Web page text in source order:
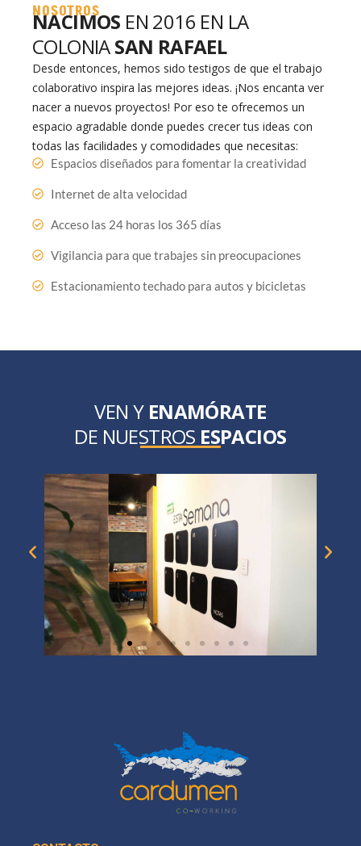
NOSOTROS
NACIMOS EN 2016 EN LA
COLONIASAN RAFAEL
Desde entonces, hemos sido testigos de que el trabajo
colaborativo inspira las mejores ideas. ¡Nos encanta ver
nacer a nuevos proyectos! Por eso te ofrecemos un
espacio agradable donde puedes crecer tus ideas con
todas las facilidades y comodidades que necesitas:
Espacios diseñados para fomentar la creatividad
Internet de alta velocidad
Acceso las 24 horas los 365 días
Vigilancia para que trabajes sin preocupaciones
Estacionamiento techado para autos y bicicletas
VEN Y ENAMÓRATE
DE NUESTROS ESPACIOS